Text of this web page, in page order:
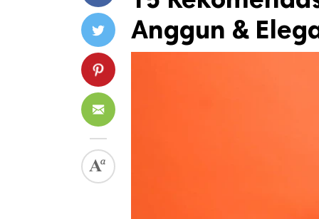
Anggun &